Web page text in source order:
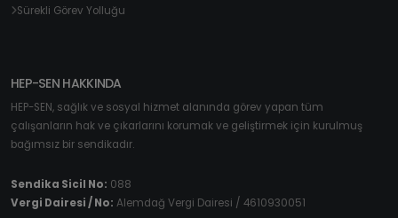
Sürekli Görev Yolluğu
HEP-SEN HAKKINDA
HEP-SEN, sağlık ve sosyal hizmet alanında görev yapan tüm
çalışanların hak ve çıkarlarını korumak ve geliştirmek için kurulmuş
bağımsız bir sendikadır.
Sendika Sicil No: 088
Vergi Dairesi / No: Alemdağ Vergi Dairesi / 4610930051